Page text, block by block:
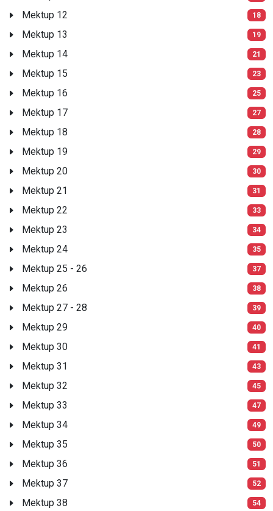
Mektup 12 18
Mektup 13 19
Mektup 14 21
Mektup 15 23
Mektup 16 25
Mektup 17 27
Mektup 18 28
Mektup 19 29
Mektup 20 30
Mektup 21 31
Mektup 22 33
Mektup 23 34
Mektup 24 35
Mektup 25 - 26 37
Mektup 26 38
Mektup 27 - 28 39
Mektup 29 40
Mektup 30 41
Mektup 31 43
Mektup 32 45
Mektup 33 47
Mektup 34 49
Mektup 35 50
Mektup 36 51
Mektup 37 52
Mektup 38 54